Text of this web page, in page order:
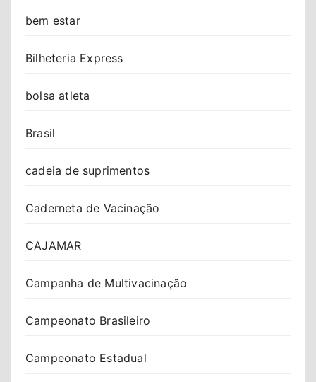
bem estar
Bilheteria Express
bolsa atleta
Brasil
cadeia de suprimentos
Caderneta de Vacinação
CAJAMAR
Campanha de Multivacinação
Campeonato Brasileiro
Campeonato Estadual